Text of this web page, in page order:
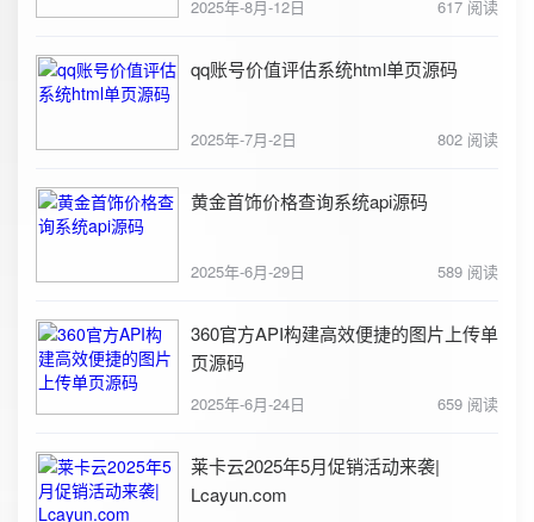
2025年-8月-12日 617 阅读
qq账号价值评估系统html单页源码
2025年-7月-2日 802 阅读
黄金首饰价格查询系统api源码
2025年-6月-29日 589 阅读
360官方API构建高效便捷的图片上传单
页源码
2025年-6月-24日 659 阅读
莱卡云2025年5月促销活动来袭|
Lcayun.com